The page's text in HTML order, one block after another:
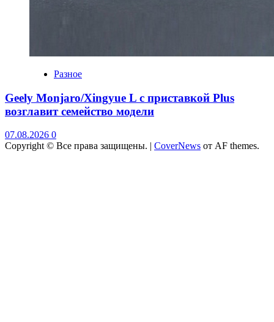
Разное
Geely Monjaro/Xingyue L с приставкой Plus
возглавит семейство модели
07.08.2026 0
Copyright © Все права защищены. | CoverNews от AF themes.